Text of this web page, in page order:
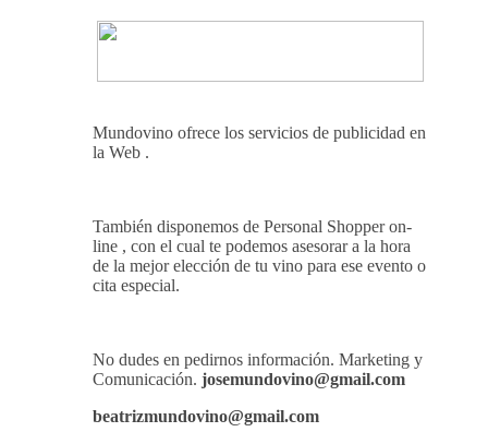
Mundovino ofrece los servicios de publicidad en
la Web .
También disponemos de Personal Shopper on-
line , con el cual te podemos asesorar a la hora
de la mejor elección de tu vino para ese evento o
cita especial.
No dudes en pedirnos información. Marketing y
Comunicación. josemundovino@gmail.com
beatrizmundovino@gmail.com